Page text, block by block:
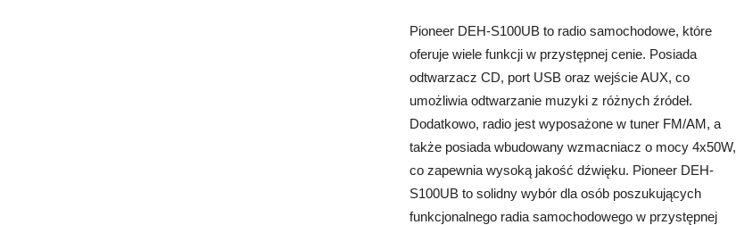
Pioneer DEH-S100UB to radio samochodowe, które
oferuje wiele funkcji w przystępnej cenie. Posiada
odtwarzacz CD, port USB oraz wejście AUX, co
umożliwia odtwarzanie muzyki z różnych źródeł.
Dodatkowo, radio jest wyposażone w tuner FM/AM, a
także posiada wbudowany wzmacniacz o mocy 4x50W,
co zapewnia wysoką jakość dźwięku. Pioneer DEH-
S100UB to solidny wybór dla osób poszukujących
funkcjonalnego radia samochodowego w przystępnej